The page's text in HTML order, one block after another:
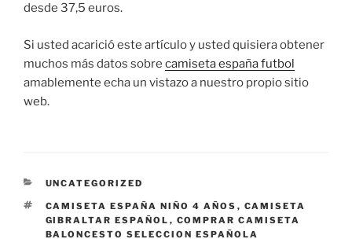
desde 37,5 euros.
Si usted acarició este artículo y usted quisiera obtener
muchos más datos sobre camiseta españa futbol
amablemente echa un vistazo a nuestro propio sitio
web.
CATEGORÍAS
UNCATEGORIZED
ETIQUETAS
CAMISETA ESPAÑA NIÑO 4 AÑOS , CAMISETA
GIBRALTAR ESPAÑOL , COMPRAR CAMISETA
BALONCESTO SELECCION ESPAÑOLA